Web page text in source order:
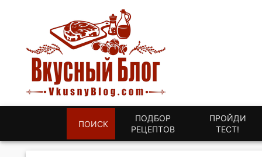
ПОИСК
ПОДБОР
РЕЦЕПТОВ
ПРОЙДИ
ТЕСТ!